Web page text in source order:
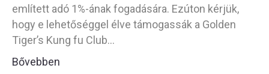
említett adó 1%-ának fogadására. Ezúton kérjük,
hogy e lehetőséggel élve támogassák a Golden
Tiger’s Kung fu Club…
Bővebben